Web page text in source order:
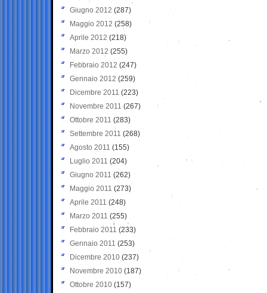
Giugno 2012 (287)
Maggio 2012 (258)
Aprile 2012 (218)
Marzo 2012 (255)
Febbraio 2012 (247)
Gennaio 2012 (259)
Dicembre 2011 (223)
Novembre 2011 (267)
Ottobre 2011 (283)
Settembre 2011 (268)
Agosto 2011 (155)
Luglio 2011 (204)
Giugno 2011 (262)
Maggio 2011 (273)
Aprile 2011 (248)
Marzo 2011 (255)
Febbraio 2011 (233)
Gennaio 2011 (253)
Dicembre 2010 (237)
Novembre 2010 (187)
Ottobre 2010 (157)